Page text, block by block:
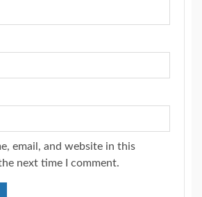
email, and website in this
next time I comment.